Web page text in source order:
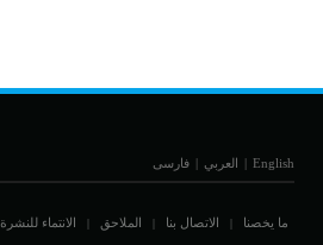
English
| العربي | فارسی
ما يخصنا | الاتصال بنا | الملاحق | الانتماء للنشرة